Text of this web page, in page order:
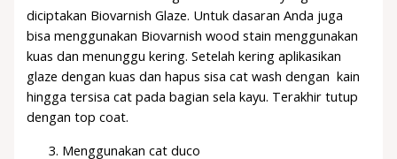
diciptakan Biovarnish Glaze. Untuk dasaran Anda juga
bisa menggunakan Biovarnish wood stain menggunakan
kuas dan menunggu kering. Setelah kering aplikasikan
glaze dengan kuas dan hapus sisa cat wash dengan kain
hingga tersisa cat pada bagian sela kayu. Terakhir tutup
dengan top coat.
Menggunakan cat duco